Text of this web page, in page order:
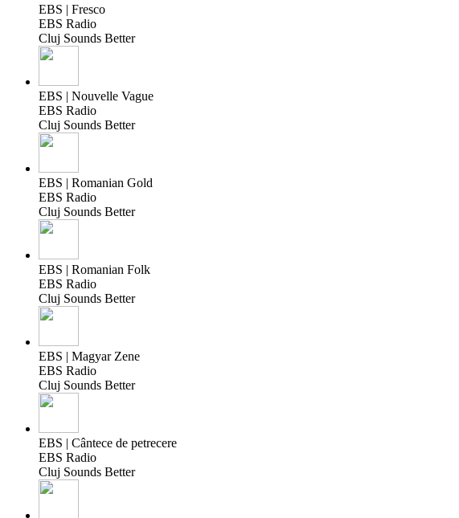
EBS | Fresco
EBS Radio
Cluj Sounds Better
EBS | Nouvelle Vague
EBS Radio
Cluj Sounds Better
EBS | Romanian Gold
EBS Radio
Cluj Sounds Better
EBS | Romanian Folk
EBS Radio
Cluj Sounds Better
EBS | Magyar Zene
EBS Radio
Cluj Sounds Better
EBS | Cântece de petrecere
EBS Radio
Cluj Sounds Better